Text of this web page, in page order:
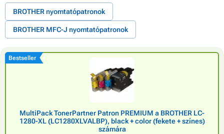
BROTHER nyomtatópatronok
BROTHER MFC-J nyomtatópatronok
Bestseller
MultiPack TonerPartner Patron PREMIUM a BROTHER LC-
1280-XL (LC1280XLVALBP), black + color (fekete + színes)
számára